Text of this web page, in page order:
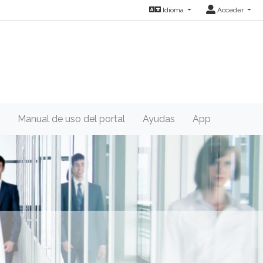
Idioma Acceder
Manual de uso del portal Ayudas App